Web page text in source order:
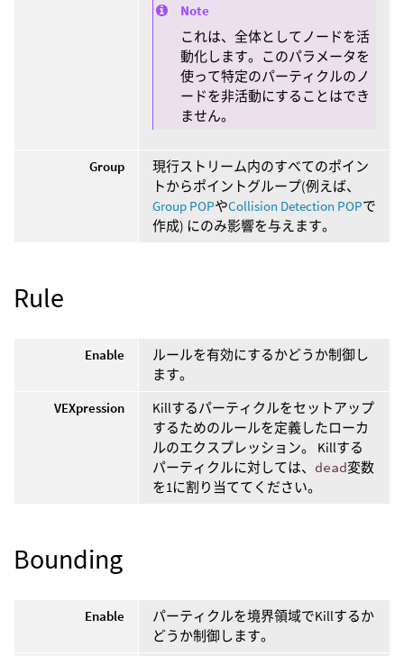
Note
これは、全体としてノードを活
動化します。このパラメータを
使って特定のパーティクルのノ
ードを非活動にすることはでき
ません。
Group
現行ストリーム内のすべてのポイン
トからポイントグループ(例えば、
Group POPやCollision Detection POPで
作成) にのみ影響を与えます。
Rule
Enable
ルールを有効にするかどうか制御し
ます。
VEXpression
Killするパーティクルをセットアップ
するためのルールを定義したローカ
ルのエクスプレッション。 Killする
パーティクルに対しては、 dead変数
を1に割り当ててください。
Bounding
Enable
パーティクルを境界領域でKillするか
どうか制御します。